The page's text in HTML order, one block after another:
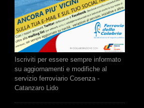
Iscriviti per essere sempre informato
su aggiornamenti e modifiche al
servizio ferroviario Cosenza -
Catanzaro Lido